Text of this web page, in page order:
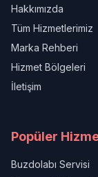
Hakkımızda
Tüm Hizmetlerimiz
Marka Rehberi
Hizmet Bölgeleri
İletişim
Popüler
Buzdolabı Servisi